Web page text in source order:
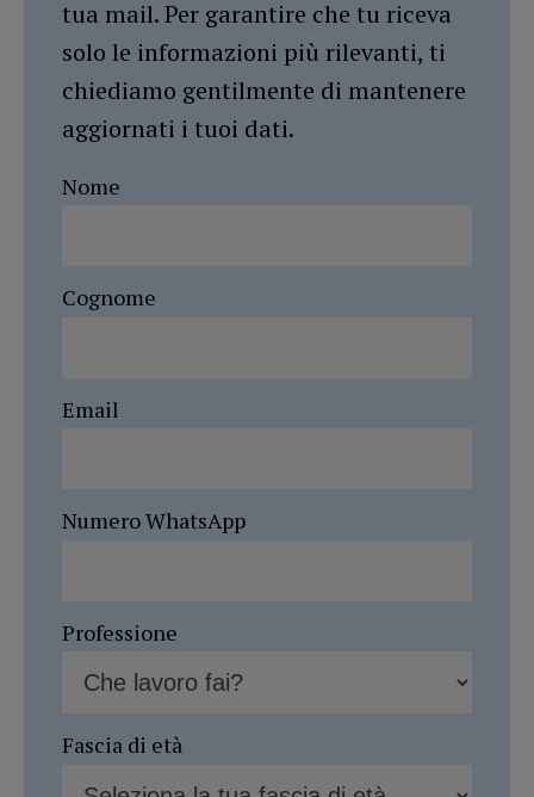
tua mail. Per garantire che tu riceva
solo le informazioni più rilevanti, ti
chiediamo gentilmente di mantenere
aggiornati i tuoi dati.
Nome
Cognome
Email
Numero WhatsApp
Professione
Fascia di età